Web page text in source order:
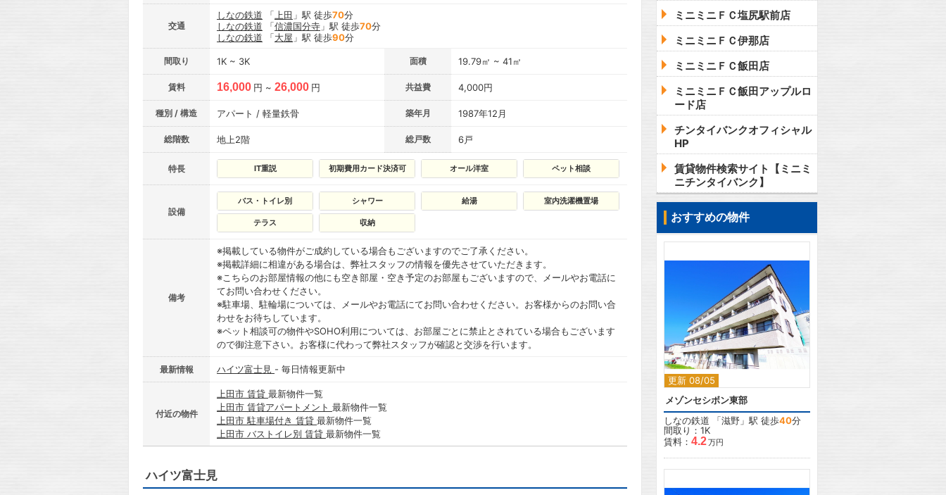
交通
しなの鉄道 「 上田 」駅 徒歩70分
しなの鉄道 「信濃国分寺 」駅 徒歩70分
しなの鉄道 「大屋 」駅 徒歩90分
間取り 1K ~ 3K 面積 19.79㎡ ~ 41㎡
賃料 16,000 円 ~ 26,000 円 共益費 4,000円
種別 / 構造 アパート / 軽量鉄骨 築年月 1987年12月
総階数 地上2階 総戸数 6戸
特長 IT重説 初期費用カード決済可 オール洋室 ペット相談
設備
バス・トイレ別 シャワー 給湯 室内洗濯機置場
テラス 収納
備考
※掲載している物件がご成約している場合もございますのでご了承ください。
※掲載詳細に相違がある場合は、弊社スタッフの情報を優先させていただきます。
※こちらのお部屋情報の他にも空き部屋・空き予定のお部屋もございますので、メールやお電話に
てお問い合わせください。
※駐車場、駐輪場については、メールやお電話にてお問い合わせください。お客様からのお問い合
わせをお待ちしています。
※ペット相談可の物件やSOHO利用については、お部屋ごとに禁止とされている場合もございます
ので御注意下さい。お客様に代わって弊社スタッフが確認と交渉を行います。
最新情報 ハイツ富士見 - 毎日情報更新中
付近の物件
上田市 賃貸 最新物件一覧
上田市 賃貸アパートメント 最新物件一覧
上田市 駐車場付き 賃貸 最新物件一覧
上田市 バストイレ別 賃貸 最新物件一覧
ハイツ富士見
ミニミニＦＣ塩尻駅前店
ミニミニＦＣ伊那店
ミニミニＦＣ飯田店
ミニミニＦＣ飯田アップルロ
ード店
チンタイバンクオフィシャル
HP
賃貸物件検索サイト【ミニミ
ニチンタイバンク】
おすすめの物件
更新 08/05
2
メゾンセシボン東部
しなの鉄道 「滋野 」駅 徒歩40分
間取り：1K
賃料： 4.2万円